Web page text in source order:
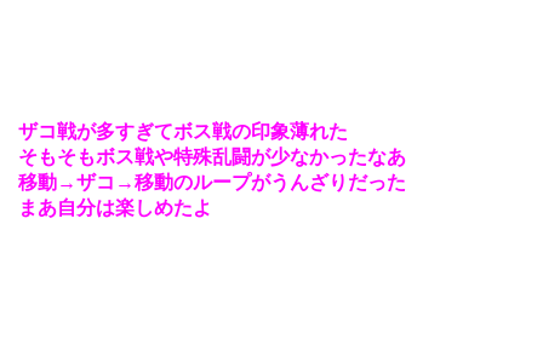
ザコ戦が多すぎてボス戦の印象薄れた
そもそもボス戦や特殊乱闘が少なかったなあ
移動→ザコ→移動のループがうんざりだった
まあ自分は楽しめたよ